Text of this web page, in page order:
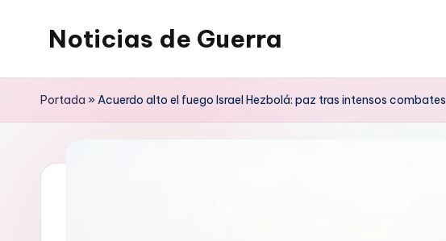
Noticias de Guerra
Portada »Acuerdo alto el fuego Israel Hezbolá: paz tras intensos combates